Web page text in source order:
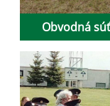
Obvodná